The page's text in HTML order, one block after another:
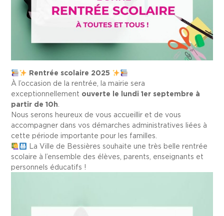
Rentrée scolaire 2025
À l’occasion de la rentrée, la mairie sera
exceptionnellement ouverte le lundi 1er septembre à
partir de 10h
Nous serons heureux de vous accueillir et de vous
accompagner dans vos démarches administratives liées à
cette période importante pour les familles.
La Ville de Bessières souhaite une très belle rentrée
scolaire à l’ensemble des élèves, parents, enseignants et
personnels éducatifs !